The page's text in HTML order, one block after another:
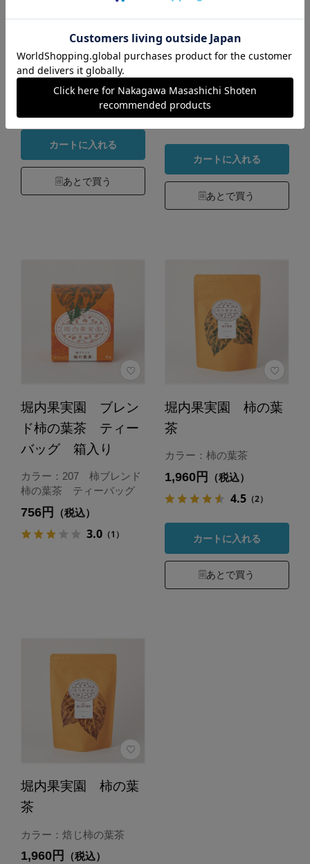
箱入り
茶 ティーバッグ
3.3（3）
カートに入れる
あとで買う
バッグ 箱入り
カラー：206 レモンブレ
ンド柿の葉茶 ティーバッ
グ
756円（税込）
3.0（1）
カートに入れる
あとで買う
堀内果実園 ブレン
ド柿の葉茶 ティー
バッグ 箱入り
カラー：207 柿ブレンド
柿の葉茶 ティーバッグ
756円 （税込）
3.0（1）
堀内果実園 柿の葉
茶
カラー：柿の葉茶
1,960円 （税込）
4.5（2）
カートに入れる
あとで買う
堀内果実園 柿の葉
茶
カラー：焙じ柿の葉茶
1,960円 （税込）